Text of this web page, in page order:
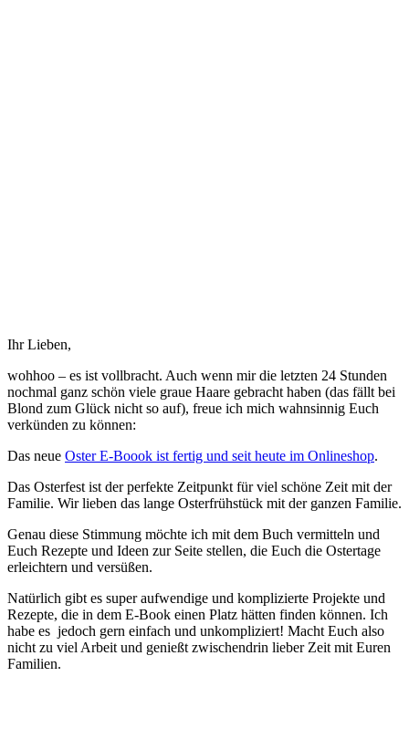
Ihr Lieben,
wohhoo – es ist vollbracht. Auch wenn mir die letzten 24 Stunden
nochmal ganz schön viele graue Haare gebracht haben (das fällt bei
Blond zum Glück nicht so auf), freue ich mich wahnsinnig Euch
verkünden zu können:
Das neue Oster E-Boook ist fertig und seit heute im Onlineshop.
Das Osterfest ist der perfekte Zeitpunkt für viel schöne Zeit mit der
Familie. Wir lieben das lange Osterfrühstück mit der ganzen Familie.
Genau diese Stimmung möchte ich mit dem Buch vermitteln und
Euch Rezepte und Ideen zur Seite stellen, die Euch die Ostertage
erleichtern und versüßen.
Natürlich gibt es super aufwendige und komplizierte Projekte und
Rezepte, die in dem E-Book einen Platz hätten finden können. Ich
habe es jedoch gern einfach und unkompliziert! Macht Euch also
nicht zu viel Arbeit und genießt zwischendrin lieber Zeit mit Euren
Familien.